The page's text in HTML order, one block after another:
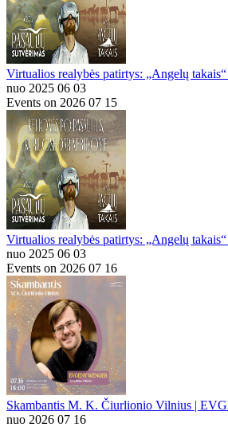
Virtualios realybės patirtys: „Angelų
nuo 2025 06 03
Events on 2026 07 15
Virtualios realybės patirtys: „Angelų
nuo 2025 06 03
Events on 2026 07 16
Skambantis M. K. Čiurlionio Vilnius |
nuo 2026 07 16